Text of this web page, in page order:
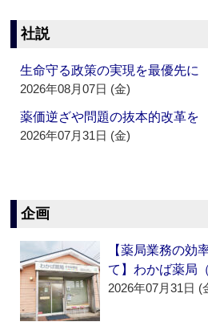
社説
生命守る政策の実現を最優先に
2026年08月07日 (金)
薬価逆ざや問題の抜本的改革を
2026年07月31日 (金)
企画
【薬局業務の効
て】わかば薬局
2026年07月31日 (